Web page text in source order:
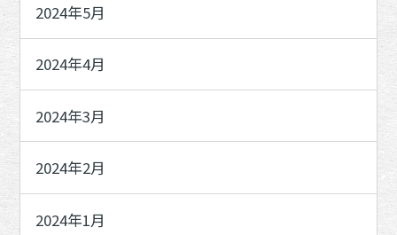
2024年5月
2024年4月
2024年3月
2024年2月
2024年1月